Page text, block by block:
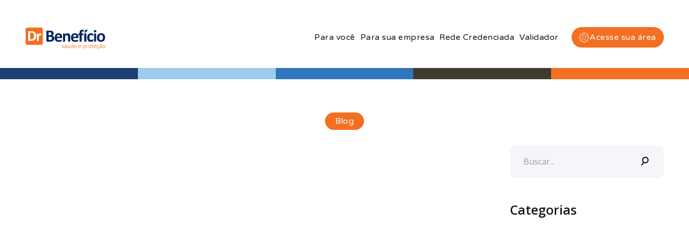
Para você Para sua empresa Rede Credenciada Validador Acesse sua área
Blog
Categorias